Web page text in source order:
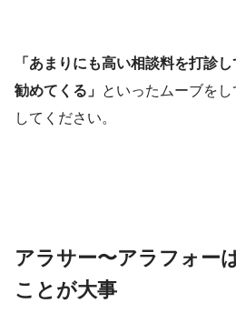
「あまりにも高い相談料を打診
勧めてくる」 といったムーブを
してください。
アラサー〜アラフォー
ことが大事